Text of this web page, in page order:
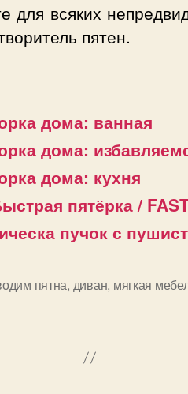
для всяких
пятен.
дома: ванная
дома:
дома: кухня
пятёрка /
пучок с
пятна, диван, мягкая